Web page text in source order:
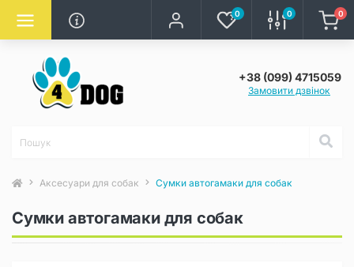
0 0 0
+38 (099) 4715059
Замовити дзвінок
Аксесуари для собак Сумки автогамаки для собак
Сумки автогамаки для собак